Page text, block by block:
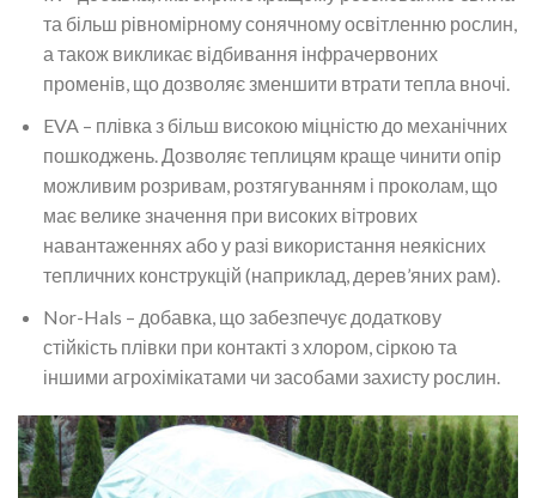
та більш рівномірному сонячному освітленню рослин,
а також викликає відбивання інфрачервоних
променів, що дозволяє зменшити втрати тепла вночі.
EVA – плівка з більш високою міцністю до механічних
пошкоджень. Дозволяє теплицям краще чинити опір
можливим розривам, розтягуванням і проколам, що
має велике значення при високих вітрових
навантаженнях або у разі використання неякісних
тепличних конструкцій (наприклад, дерев’яних рам).
Nor-Hals – добавка, що забезпечує додаткову
стійкість плівки при контакті з хлором, сіркою та
іншими агрохімікатами чи засобами захисту рослин.